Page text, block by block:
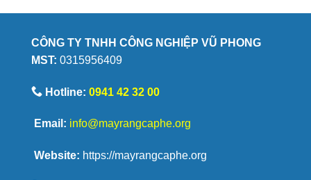
hạt
Savoury
CÔNG TY TNHH CÔNG NGHIỆP VŨ PHONG
MST: 0315956409
Hotline: 0941 42 32 00
Email: info@mayrangcaphe.org
Website: https://mayrangcaphe.org